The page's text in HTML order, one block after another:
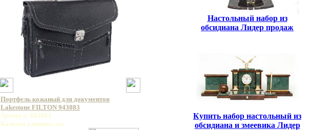
Портфель кожаный для документов
Lakestone FILTON 943083
Артикул: 943083
Базовая единица: шт
Настольный набор из
обсидиана Лидер продаж
Купить набор настольный из
обсидиана и змеевика Лидер